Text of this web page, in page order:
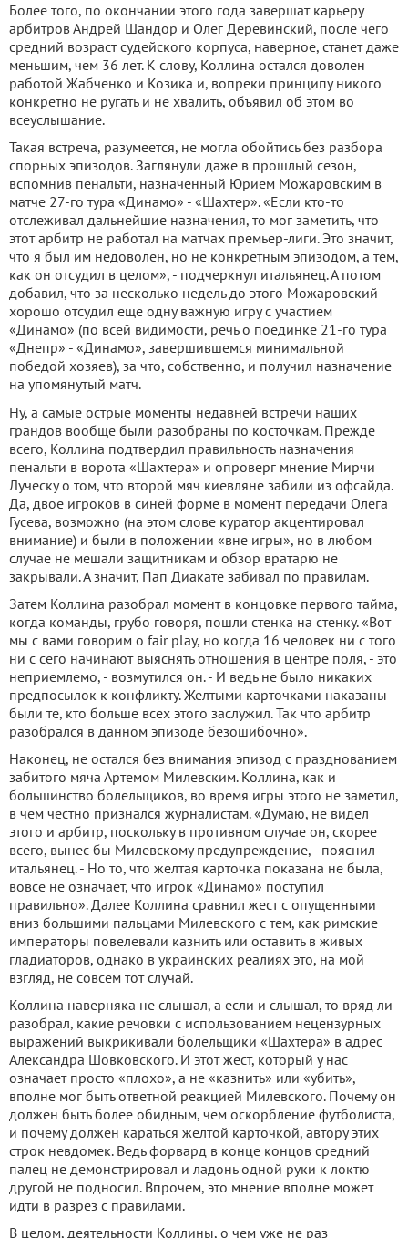
Более того, по окончании этого года завершат карьеру
арбитров Андрей Шандор и Олег Деревинский, после чего
средний возраст судейского корпуса, наверное, станет даже
меньшим, чем 36 лет. К слову, Коллина остался доволен
работой Жабченко и Козика и, вопреки принципу никого
конкретно не ругать и не хвалить, объявил об этом во
всеуслышание.
Такая встреча, разумеется, не могла обойтись без разбора
спорных эпизодов. Заглянули даже в прошлый сезон,
вспомнив пенальти, назначенный Юрием Можаровским в
матче 27-го тура «Динамо» - «Шахтер». «Если кто-то
отслеживал дальнейшие назначения, то мог заметить, что
этот арбитр не работал на матчах премьер-лиги. Это значит,
что я был им недоволен, но не конкретным эпизодом, а тем,
как он отсудил в целом», - подчеркнул итальянец. А потом
добавил, что за несколько недель до этого Можаровский
хорошо отсудил еще одну важную игру с участием
«Динамо» (по всей видимости, речь о поединке 21-го тура
«Днепр» - «Динамо», завершившемся минимальной
победой хозяев), за что, собственно, и получил назначение
на упомянутый матч.
Ну, а самые острые моменты недавней встречи наших
грандов вообще были разобраны по косточкам. Прежде
всего, Коллина подтвердил правильность назначения
пенальти в ворота «Шахтера» и опроверг мнение Мирчи
Луческу о том, что второй мяч киевляне забили из офсайда.
Да, двое игроков в синей форме в момент передачи Олега
Гусева, возможно (на этом слове куратор акцентировал
внимание) и были в положении «вне игры», но в любом
случае не мешали защитникам и обзор вратарю не
закрывали. А значит, Пап Диакате забивал по правилам.
Затем Коллина разобрал момент в концовке первого тайма,
когда команды, грубо говоря, пошли стенка на стенку. «Вот
мы с вами говорим о fair play, но когда 16 человек ни с того
ни с сего начинают выяснять отношения в центре поля, - это
неприемлемо, - возмутился он. - И ведь не было никаких
предпосылок к конфликту. Желтыми карточками наказаны
были те, кто больше всех этого заслужил. Так что арбитр
разобрался в данном эпизоде безошибочно».
Наконец, не остался без внимания эпизод с празднованием
забитого мяча Артемом Милевским. Коллина, как и
большинство болельщиков, во время игры этого не заметил,
в чем честно признался журналистам. «Думаю, не видел
этого и арбитр, поскольку в противном случае он, скорее
всего, вынес бы Милевскому предупреждение, - пояснил
итальянец. - Но то, что желтая карточка показана не была,
вовсе не означает, что игрок «Динамо» поступил
правильно». Далее Коллина сравнил жест с опущенными
вниз большими пальцами Милевского с тем, как римские
императоры повелевали казнить или оставить в живых
гладиаторов, однако в украинских реалиях это, на мой
взгляд, не совсем тот случай.
Коллина наверняка не слышал, а если и слышал, то вряд ли
разобрал, какие речовки с использованием нецензурных
выражений выкрикивали болельщики «Шахтера» в адрес
Александра Шовковского. И этот жест, который у нас
означает просто «плохо», а не «казнить» или «убить»,
вполне мог быть ответной реакцией Милевского. Почему он
должен быть более обидным, чем оскорбление футболиста,
и почему должен караться желтой карточкой, автору этих
строк невдомек. Ведь форвард в конце концов средний
палец не демонстрировал и ладонь одной руки к локтю
другой не подносил. Впрочем, это мнение вполне может
идти в разрез с правилами.
В целом, деятельности Коллины, о чем уже не раз